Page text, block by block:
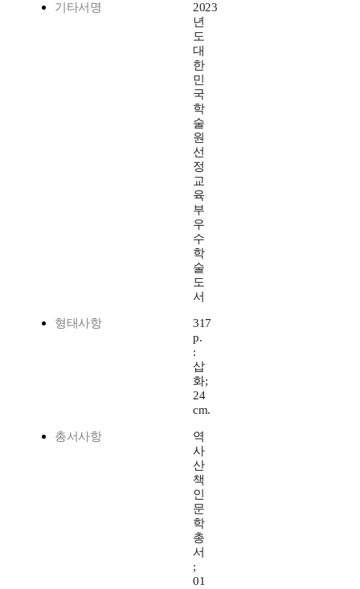
기타서명
2023
년
도
대
한
민
국
학
술
원
선
정
교
육
부
우
수
학
술
도
서
형태사항
317
p.
:
삽
화;
24
cm.
총서사항
역
사
산
책
인
문
학
총
서
;
01